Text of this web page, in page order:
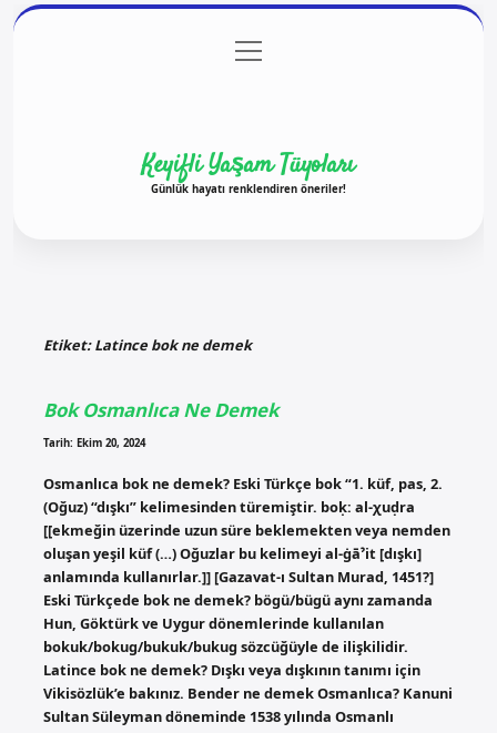
Gizlilik Politikası
menüyü
aç
Keyifli Yaşam Tüyoları
Günlük hayatı renklendiren öneriler!
Etiket:Latince bok ne demek
Bok Osmanlıca Ne Demek
Tarih: Ekim 20, 2024
Osmanlıca bok ne demek? Eski Türkçe bok “1. küf, pas, 2.
(Oğuz) “dışkı” kelimesinden türemiştir. boḳ: al-χuḍra
[[ekmeğin üzerinde uzun süre beklemekten veya nemden
oluşan yeşil küf (…) Oğuzlar bu kelimeyi al-ġāˀit [dışkı]
anlamında kullanırlar.]] [Gazavat-ı Sultan Murad, 1451?]
Eski Türkçede bok ne demek? bögü/bügü aynı zamanda
Hun, Göktürk ve Uygur dönemlerinde kullanılan
bokuk/bokug/bukuk/bukug sözcüğüyle de ilişkilidir.
Latince bok ne demek? Dışkı veya dışkının tanımı için
Vikisözlük’e bakınız. Bender ne demek Osmanlıca? Kanuni
Sultan Süleyman döneminde 1538 yılında Osmanlı